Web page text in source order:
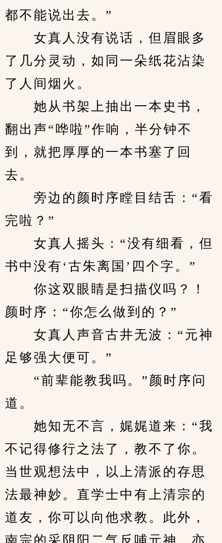
都不能说出去。”
女真人没有说话，但眉眼多
了几分灵动，如同一朵纸花沾染
了人间烟火。
她从书架上抽出一本史书，
翻出声“哗啦”作响，半分钟不
到，就把厚厚的一本书塞了回
去。
旁边的颜时序瞠目结舌：“看
完啦？”
女真人摇头：“没有细看，但
书中没有‘古朱离国’四个字。”
你这双眼睛是扫描仪吗？！
颜时序：“你怎么做到的？”
女真人声音古井无波：“元神
足够强大便可。”
“前辈能教我吗。”颜时序问
道。
她知无不言，娓娓道来：“我
不记得修行之法了，教不了你。
当世观想法中，以上清派的存思
法最神妙。直学士中有上清宗的
道友，你可以向他求教。此外，